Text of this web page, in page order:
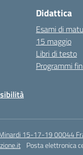
Didattica
Esami di
15 maggio
Libri di testo
Programmi
15-17-19 00044
Posta elettronica